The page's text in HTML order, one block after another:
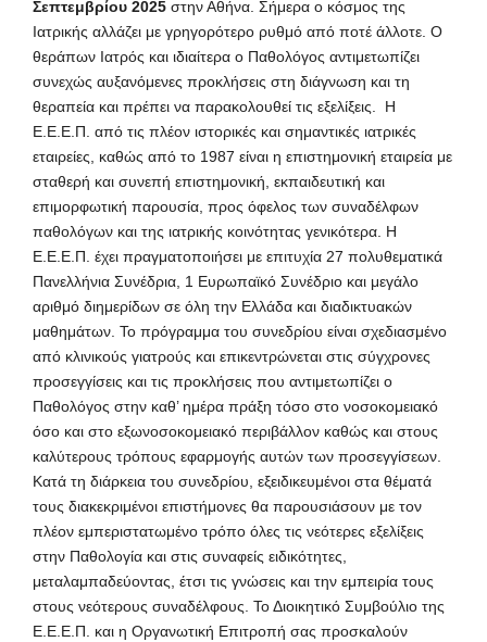
Σεπτεμβρίου 2025 στην Αθήνα. Σήμερα ο κόσμος της
Ιατρικής αλλάζει με γρηγορότερο ρυθμό από ποτέ άλλοτε. Ο
θεράπων Ιατρός και ιδιαίτερα ο Παθολόγος αντιμετωπίζει
συνεχώς αυξανόμενες προκλήσεις στη διάγνωση και τη
θεραπεία και πρέπει να παρακολουθεί τις εξελίξεις. Η
Ε.Ε.Ε.Π. από τις πλέον ιστορικές και σημαντικές ιατρικές
εταιρείες, καθώς από το 1987 είναι η επιστημονική εταιρεία με
σταθερή και συνεπή επιστημονική, εκπαιδευτική και
επιμορφωτική παρουσία, προς όφελος των συναδέλφων
παθολόγων και της ιατρικής κοινότητας γενικότερα. Η
Ε.Ε.Ε.Π. έχει πραγματοποιήσει με επιτυχία 27 πολυθεματικά
Πανελλήνια Συνέδρια, 1 Ευρωπαϊκό Συνέδριο και μεγάλο
αριθμό διημερίδων σε όλη την Ελλάδα και διαδικτυακών
μαθημάτων. Το πρόγραμμα του συνεδρίου είναι σχεδιασμένο
από κλινικούς γιατρούς και επικεντρώνεται στις σύγχρονες
προσεγγίσεις και τις προκλήσεις που αντιμετωπίζει ο
Παθολόγος στην καθ’ ημέρα πράξη τόσο στο νοσοκομειακό
όσο και στο εξωνοσοκομειακό περιβάλλον καθώς και στους
καλύτερους τρόπους εφαρμογής αυτών των προσεγγίσεων.
Κατά τη διάρκεια του συνεδρίου, εξειδικευμένοι στα θέματά
τους διακεκριμένοι επιστήμονες θα παρουσιάσουν με τον
πλέον εμπεριστατωμένο τρόπο όλες τις νεότερες εξελίξεις
στην Παθολογία και στις συναφείς ειδικότητες,
μεταλαμπαδεύοντας, έτσι τις γνώσεις και την εμπειρία τους
στους νεότερους συναδέλφους. Το Διοικητικό Συμβούλιο της
Ε.Ε.Ε.Π. και η Οργανωτική Επιτροπή σας προσκαλούν